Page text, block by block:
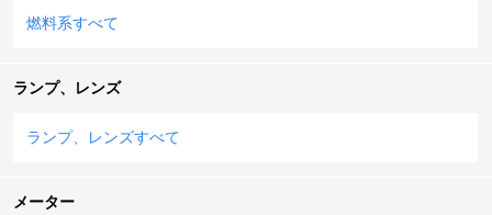
燃料系すべて
ランプ、レンズ
ランプ、レンズすべて
メーター